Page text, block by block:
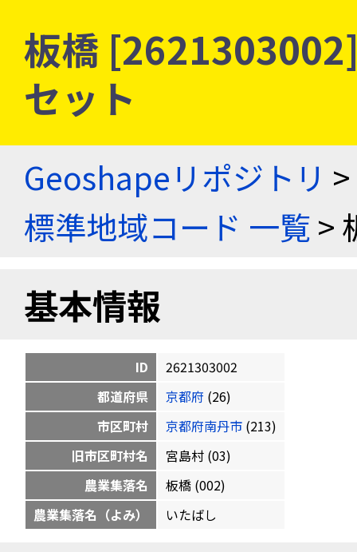
板橋
セット
Geoshapeリポジトリ >
標準地域コード 一覧>
基本情報
ID
2621303002
都道府県
京都府 (26)
市区町村
京都府南丹市 (213)
旧市区町村名
宮島村 (03)
農業集落名
板橋 (002)
農業集落名（よみ）
いたばし